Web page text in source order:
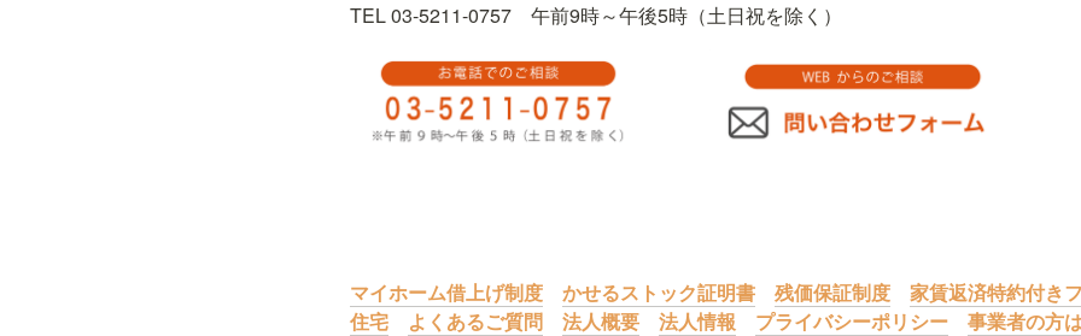
TEL 03-5211-0757　午前9時～午後5時（土日祝を除く）
マイホーム借上げ制度 かせるストック証明書 残価保証制度 家賃返済特約付き
住宅
よくあるご質問 法人概要 法人情報 プライバシーポリシー 事業者の方